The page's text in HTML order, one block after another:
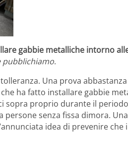
gabbie metalliche intorno
pubblichiamo.
Una prova
ha fatto installare gabbie
proprio durante il periodo
senza fissa dimora.
idea di prevenire che